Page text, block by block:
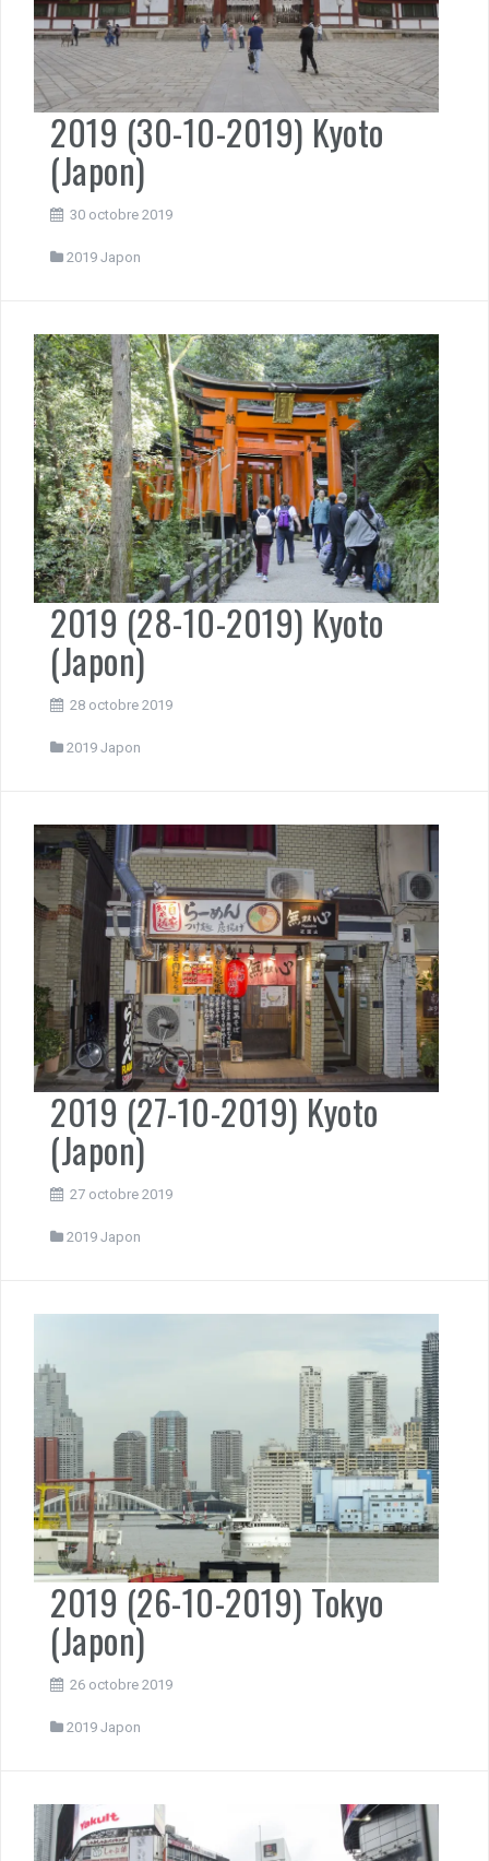
2019 (30-10-2019) Kyoto
(Japon)
30 octobre 2019
2019 Japon
2019 (28-10-2019) Kyoto
(Japon)
28 octobre 2019
2019 Japon
2019 (27-10-2019) Kyoto
(Japon)
27 octobre 2019
2019 Japon
2019 (26-10-2019) Tokyo
(Japon)
26 octobre 2019
2019 Japon